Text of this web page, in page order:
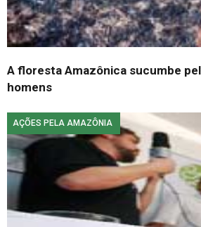
A floresta Amazônica sucumbe
homens
AÇÕES PELA AMAZÔNIA